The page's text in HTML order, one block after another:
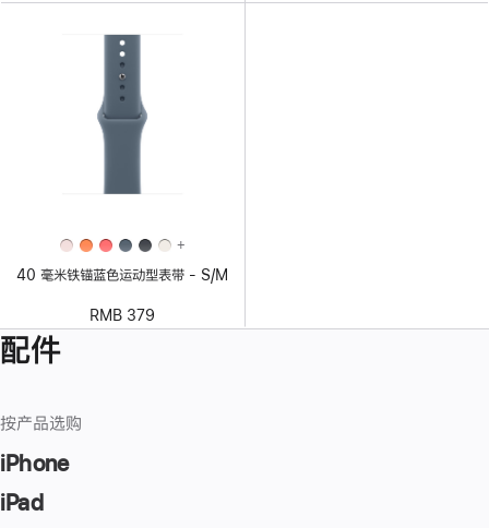
+
40 毫米铁锚蓝色运动型表带 - S/M
RMB 379
配件
按产品选购
iPhone
iPad